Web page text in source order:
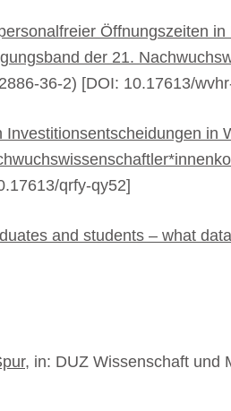
Öffnungszeiten
der 21.
36-2) [DOI: 10.17613/
in
qrfy-qy52]
and students – what
, in: DUZ Wissenschaft und